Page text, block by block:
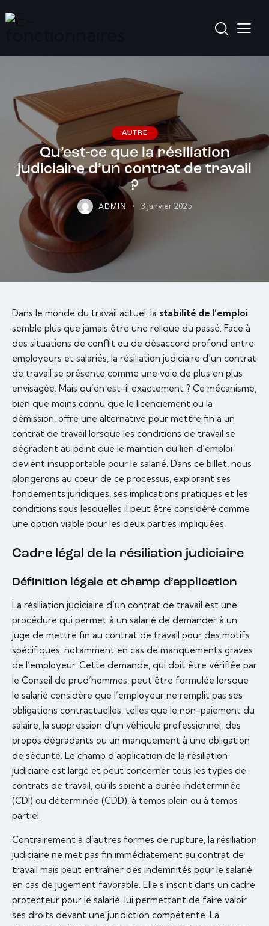
AUTRE
Qu’est-ce que la résiliation
judiciaire d’un contrat de travail
?
ADMIN 3 janvier 2025
Dans le monde du travail actuel, la stabilité de l’emploi
semble plus que jamais être une relique du passé. Face à
des situations de conflit ou de désaccord profond entre
employeurs et salariés, la résiliation judiciaire d’un contrat
de travail se présente comme une voie de plus en plus
envisagée. Mais qu’en est-il exactement ? Ce mécanisme,
bien que moins connu que le licenciement ou la
démission, offre une alternative pour mettre fin à un
contrat de travail lorsque les conditions de travail se
dégradent au point que le maintien du lien d’emploi
devient insupportable pour le salarié. Dans ce billet, nous
plongerons au cœur de ce processus, explorant ses
fondements juridiques, ses implications pratiques et les
conditions sous lesquelles il peut être considéré comme
une option viable pour les deux parties impliquées.
Cadre légal de la résiliation judiciaire
Définition légale et champ d’application
La résiliation judiciaire d’un contrat de travail est une
procédure qui permet à un salarié de demander à un
juge de mettre fin au contrat de travail pour des motifs
spécifiques, notamment en cas de manquements graves
de l’employeur. Cette demande, qui doit être vérifiée par
le Conseil de prud’hommes, peut être formulée lorsque
le salarié considère que l’employeur ne remplit pas ses
obligations contractuelles, telles que le non-paiement du
salaire, la suppression d’un véhicule professionnel, des
propos dégradants ou un manquement à une obligation
de sécurité. Le champ d’application de la résiliation
judiciaire est large et peut concerner tous les types de
contrats de travail, qu’ils soient à durée indéterminée
(CDI) ou déterminée (CDD), à temps plein ou à temps
partiel.
Contrairement à d’autres formes de rupture, la résiliation
judiciaire ne met pas fin immédiatement au contrat de
travail mais peut entraîner des indemnités pour le salarié
en cas de jugement favorable. Elle s’inscrit dans un cadre
protecteur pour le salarié, lui permettant de faire valoir
ses droits devant une juridiction compétente. La